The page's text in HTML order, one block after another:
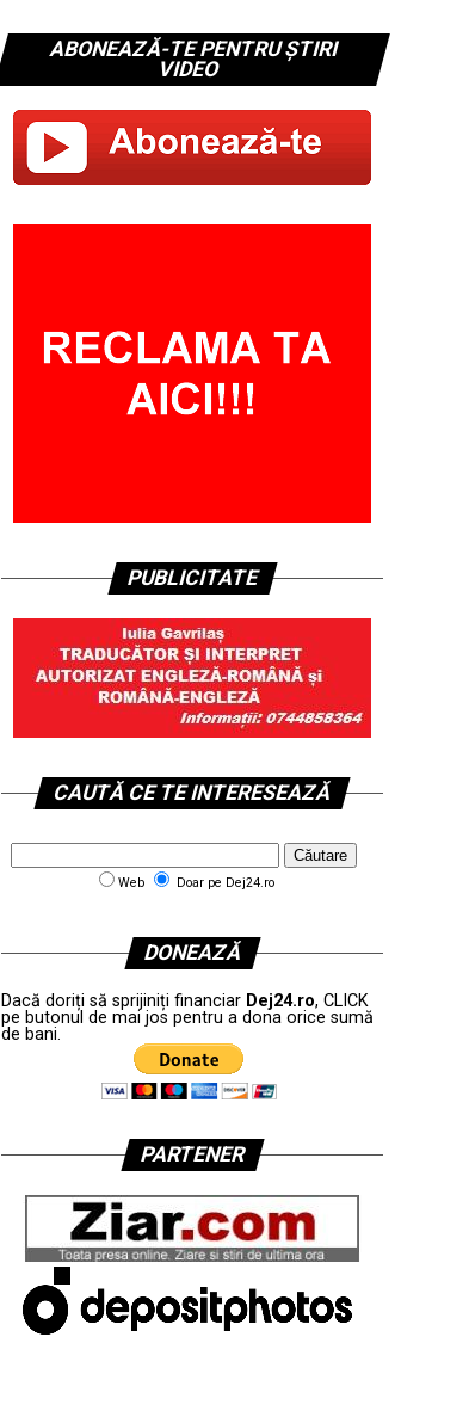
ABONEAZĂ-TE PENTRU ȘTIRI
VIDEO
PUBLICITATE
CAUTĂ CE TE INTERESEAZĂ
Web Doar pe Dej24.ro
DONEAZĂ
Dacă doriți să sprijiniți financiar Dej24.ro, CLICK
pe butonul de mai jos pentru a dona orice sumă
de bani.
PARTENER